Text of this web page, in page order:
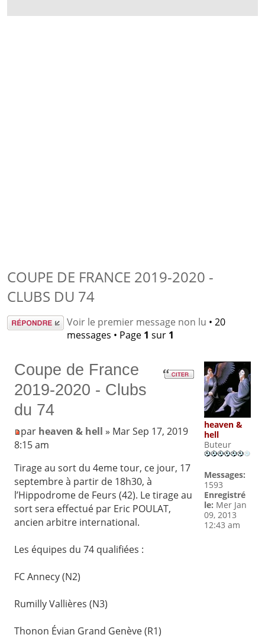
COUPE DE FRANCE 2019-2020 -
CLUBS DU 74
Répondre Voir le premier message non lu • 20
messages • Page 1 sur 1
Coupe de France
2019-2020 - Clubs
du 74
par heaven & hell » Mar Sep 17, 2019
8:15 am
Tirage au sort du 4eme tour, ce jour, 17
septembre à partir de 18h30, à
l’Hippodrome de Feurs (42). Le tirage au
sort sera effectué par Eric POULAT,
ancien arbitre international.
Les équipes du 74 qualifiées :
FC Annecy (N2)
Rumilly Vallières (N3)
Thonon Évian Grand Genève (R1)
heaven &
hell
Buteur
Messages:
1593
Enregistré
le: Mer Jan
09, 2013
12:43 am